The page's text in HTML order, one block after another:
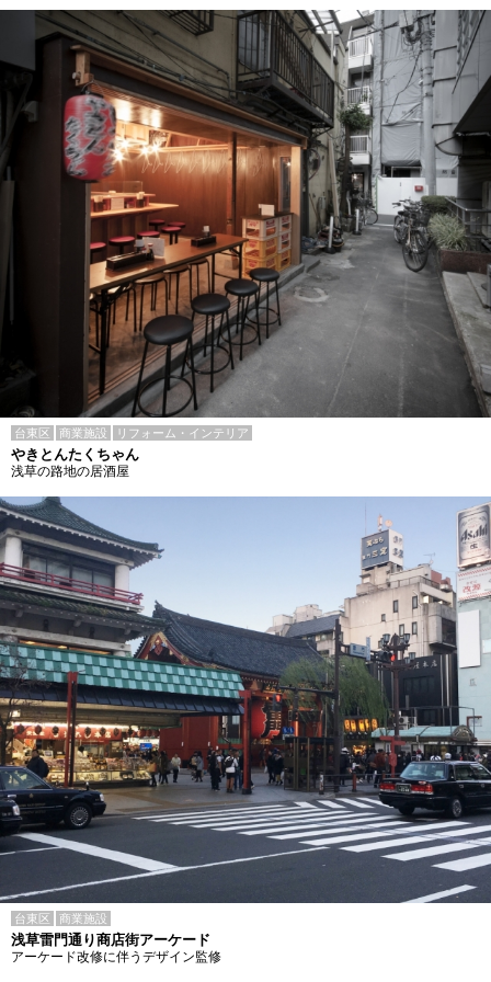
台東区 商業施設 リフォーム・インテリア
やきとんたくちゃん
浅草の路地の居酒屋
台東区 商業施設
浅草雷門通り商店街アーケード
アーケード改修に伴うデザイン監修